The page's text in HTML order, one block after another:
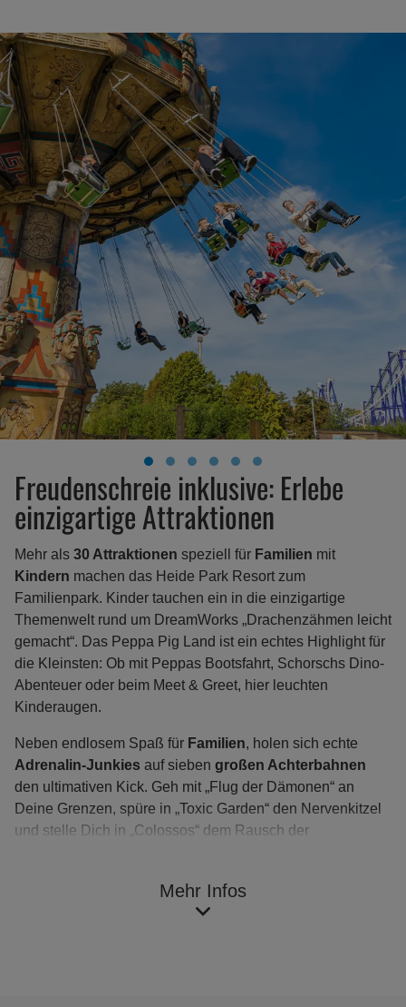
Freudenschreie inklusive: Erlebe
einzigartige Attraktionen
Mehr als 30 Attraktionen speziell für Familien mit
Kindern machen das Heide Park Resort zum
Familienpark. Kinder tauchen ein in die einzigartige
Themenwelt rund um DreamWorks „Drachenzähmen leicht
gemacht“. Das Peppa Pig Land ist ein echtes Highlight für
die Kleinsten: Ob mit Peppas Bootsfahrt, Schorschs Dino-
Abenteuer oder beim Meet & Greet, hier leuchten
Kinderaugen.
Neben endlosem Spaß für Familien, holen sich echte
Adrenalin-Junkies auf sieben großen Achterbahnen
den ultimativen Kick. Geh mit „Flug der Dämonen“ an
Deine Grenzen, spüre in „Toxic Garden“ den Nervenkitzel
und stelle Dich in „Colossos“ dem Rausch der
Das Heide Park Resort bietet nicht nur
Top-Ausflugsziele
Mehr Infos